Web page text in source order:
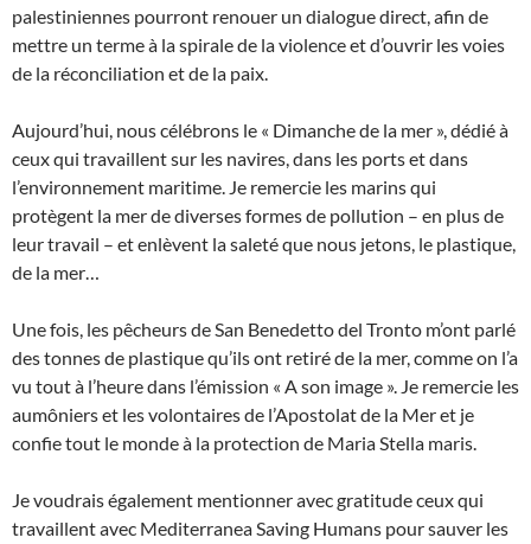
palestiniennes pourront renouer un dialogue direct, afin de
mettre un terme à la spirale de la violence et d’ouvrir les voies
de la réconciliation et de la paix.
Aujourd’hui, nous célébrons le « Dimanche de la mer », dédié à
ceux qui travaillent sur les navires, dans les ports et dans
l’environnement maritime. Je remercie les marins qui
protègent la mer de diverses formes de pollution – en plus de
leur travail – et enlèvent la saleté que nous jetons, le plastique,
de la mer…
Une fois, les pêcheurs de San Benedetto del Tronto m’ont parlé
des tonnes de plastique qu’ils ont retiré de la mer, comme on l’a
vu tout à l’heure dans l’émission « A son image ». Je remercie les
aumôniers et les volontaires de l’Apostolat de la Mer et je
confie tout le monde à la protection de Maria Stella maris.
Je voudrais également mentionner avec gratitude ceux qui
travaillent avec Mediterranea Saving Humans pour sauver les